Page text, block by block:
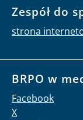
Zespół do
strona
BRPO w
Facebook
X